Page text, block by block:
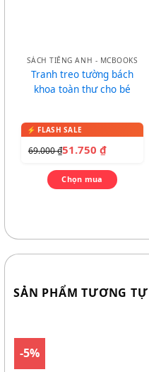
SÁCH TIẾNG ANH - MCBOOKS
Tranh treo tường bách
khoa toàn thư cho bé
69.000₫51.750 ₫
Chọn mua
SẢN PHẨM TƯƠNG TỰ
-5%